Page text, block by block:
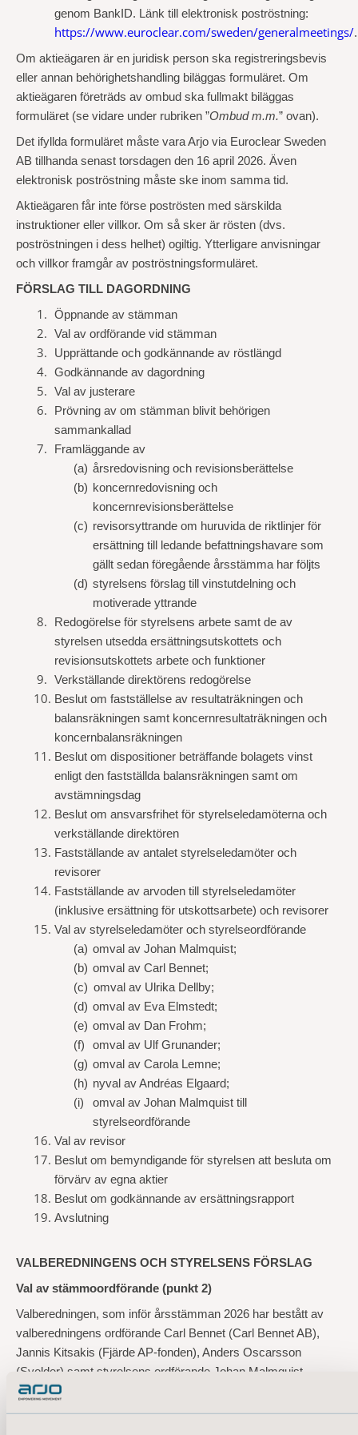
genom BankID. Länk till elektronisk poströstning:
https://www.euroclear.com/sweden/generalmeetings/.
Om aktieägaren är en juridisk person ska registreringsbevis
eller annan behörighetshandling biläggas formuläret. Om
aktieägaren företräds av ombud ska fullmakt biläggas
formuläret (se vidare under rubriken ”Ombud m.m.” ovan).
Det ifyllda formuläret måste vara Arjo via Euroclear Sweden
AB tillhanda senast torsdagen den 16 april 2026. Även
elektronisk poströstning måste ske inom samma tid.
Aktieägaren får inte förse poströsten med särskilda
instruktioner eller villkor. Om så sker är rösten (dvs.
poströstningen i dess helhet) ogiltig. Ytterligare anvisningar
och villkor framgår av poströstningsformuläret.
FÖRSLAG TILL DAGORDNING
Öppnande av stämman
Val av ordförande vid stämman
Upprättande och godkännande av röstlängd
Godkännande av dagordning
Val av justerare
Prövning av om stämman blivit behörigen
sammankallad
Framläggande av
(a) årsredovisning och revisionsberättelse
(b) koncernredovisning och
koncernrevisionsberättelse
(c) revisorsyttrande om huruvida de riktlinjer för
ersättning till ledande befattningshavare som
gällt sedan föregående årsstämma har följts
(d) styrelsens förslag till vinstutdelning och
motiverade yttrande
Redogörelse för styrelsens arbete samt de av
styrelsen utsedda ersättningsutskottets och
revisionsutskottets arbete och funktioner
Verkställande direktörens redogörelse
Beslut om fastställelse av resultaträkningen och
balansräkningen samt koncernresultaträkningen och
koncernbalansräkningen
Beslut om dispositioner beträffande bolagets vinst
enligt den fastställda balansräkningen samt om
avstämningsdag
Beslut om ansvarsfrihet för styrelseledamöterna och
verkställande direktören
Fastställande av antalet styrelseledamöter och
revisorer
Fastställande av arvoden till styrelseledamöter
(inklusive ersättning för utskottsarbete) och revisorer
Val av styrelseledamöter och styrelseordförande
(a) omval av Johan Malmquist;
(b) omval av Carl Bennet;
(c) omval av Ulrika Dellby;
(d) omval av Eva Elmstedt;
(e) omval av Dan Frohm;
(f)
omval av Ulf Grunander;
(g) omval av Carola Lemne;
(h) nyval av Andréas Elgaard;
(i)
omval av Johan Malmquist till
styrelseordförande
Val av revisor
Beslut om bemyndigande för styrelsen att besluta om
förvärv av egna aktier
Beslut om godkännande av ersättningsrapport
Avslutning
VALBEREDNINGENS OCH STYRELSENS FÖRSLAG
Val av stämmoordförande (punkt 2)
Valberedningen, som inför årsstämman 2026 har bestått av
valberedningens ordförande Carl Bennet (Carl Bennet AB),
Jannis Kitsakis (Fjärde AP-fonden), Anders Oscarsson
(Svolder) samt styrelsens ordförande Johan Malmquist,
föreslår att styrelsens ordförande, Johan Malmquist, ska